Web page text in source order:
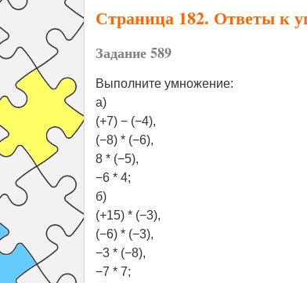
Страница 182. Ответы к
Задание 589
Выполните умножение:
а)
(+7) − (−4),
(−8) * (−6),
8 * (−5),
−6 * 4;
б)
(+15) * (−3),
(−6) * (−3),
−3 * (−8),
−7 * 7;